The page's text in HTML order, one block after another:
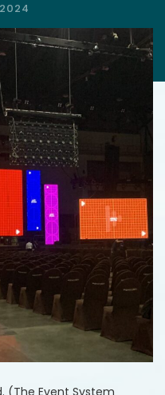
(The Event System